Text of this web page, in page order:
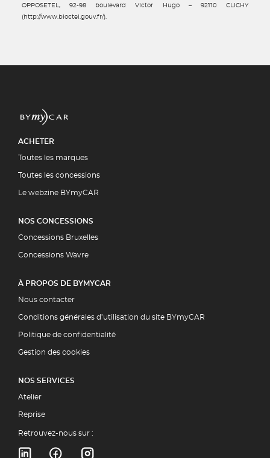
OPPOSETEL, 92-98 boulevard Victor Hugo – 92110 CLICHY
(http://www.bloctel.gouv.fr/).
ACHETER
Toutes les marques
Toutes les concessions
Le webzine BYmyCAR
NOS CONCESSIONS
Concessions Bruxelles
Concessions Wavre
À PROPOS DE BYMYCAR
Nous contacter
Conditions générales d’utilisation du site BYmyCAR
Politique de confidentialité
Gestion des cookies
NOS SERVICES
Atelier
Reprise
Retrouvez-nous sur :